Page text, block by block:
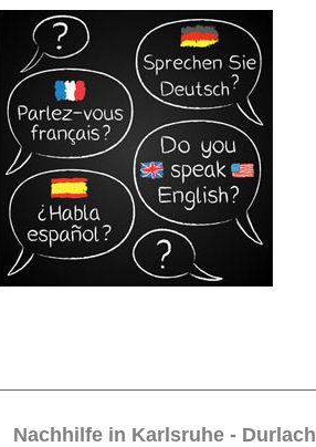
Nachhilfe in Karlsruhe - Durlach